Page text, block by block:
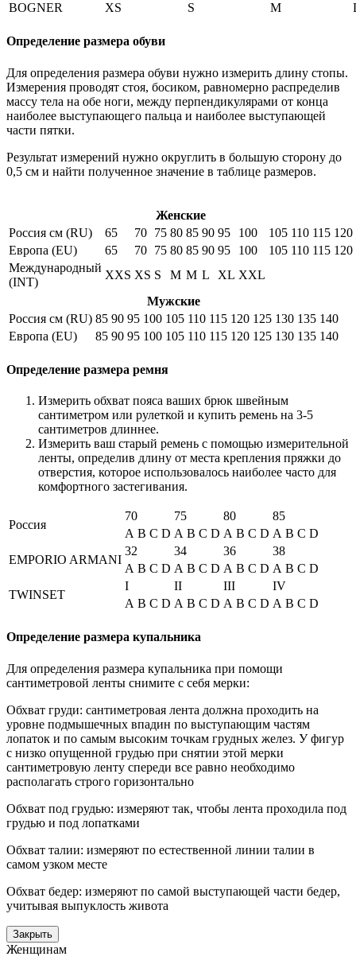
BOGNER
XS S M
Определение размера обуви
Для определения размера обуви нужно измерить длину стопы.
Измерения проводят стоя, босиком, равномерно распределив
массу тела на обе ноги, между перпендикулярами от конца
наиболее выступающего пальца и наиболее выступающей
части пятки.
Результат измерений нужно округлить в большую сторону до
0,5 см и найти полученное значение в таблице размеров.
Женские
Россия см (RU)
65 70 75 80 85 90 95 100 105 110 115 120
Европа (EU)
65 70 75 80 85 90 95 100 105 110 115 120
Международный
(INT)
XXS XS S M M L XL XXL
Мужские
Россия см (RU) 85 90 95 100 105 110 115 120 125 130 135 140
Европа (EU)
85 90 95 100 105 110 115 120 125 130 135 140
Определение размера ремня
Измерить обхват пояса ваших брюк швейным
сантиметром или рулеткой и купить ремень на 3-5
сантиметров длиннее.
Измерить ваш старый ремень с помощью измерительной
ленты, определив длину от места крепления пряжки до
отверстия, которое использовалось наиболее часто для
комфортного застегивания.
Россия
70 75 80
85
A B C D A B C D A B C D A B C D
EMPORIO ARMANI
32 34 36
38
A B C D A B C D A B C D A B C D
TWINSET
I II III
IV
A B C D A B C D A B C D A B C D
Определение размера купальника
Для определения размера купальника при помощи
сантиметровой ленты снимите с себя мерки:
Обхват груди: сантиметровая лента должна проходить на
уровне подмышечных впадин по выступающим частям
лопаток и по самым высоким точкам грудных желез. У фигур
с низко опущенной грудью при снятии этой мерки
сантиметровую ленту спереди все равно необходимо
располагать строго горизонтально
Обхват под грудью: измеряют так, чтобы лента проходила под
грудью и под лопатками
Обхват талии: измеряют по естественной линии талии в
самом узком месте
Обхват бедер: измеряют по самой выступающей части бедер,
учитывая выпуклость живота
Закрыть
Женщинам